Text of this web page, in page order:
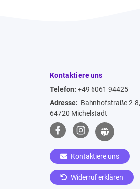
Kontaktiere uns
Telefon: +49 6061 94425
Adresse: Bahnhofstraße 2-8,
64720 Michelstadt
Kontaktiere uns
Widerruf erklären